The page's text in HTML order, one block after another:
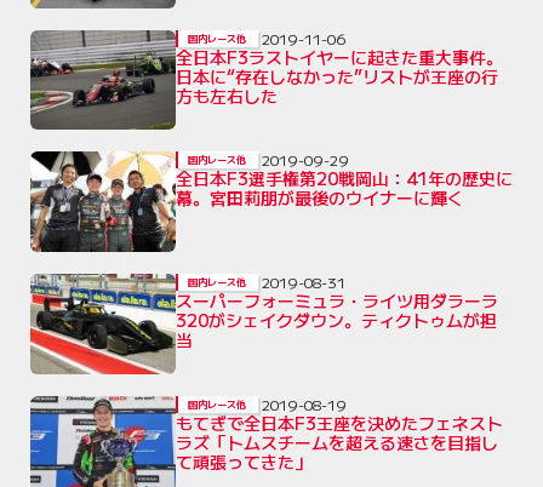
全日本F3ラストイヤーに起きた重大事件。
日本に“存在しなかった”リストが王座の行
方も左右した
国内レース他 2019-11-06
全日本F3選手権第20戦岡山：41年の歴史に
幕。宮田莉朋が最後のウイナーに輝く
国内レース他 2019-09-29
スーパーフォーミュラ・ライツ用ダラーラ
320がシェイクダウン。ティクトゥムが担
当
国内レース他 2019-08-31
もてぎで全日本F3王座を決めたフェネスト
ラズ「トムスチームを超える速さを目指し
て頑張ってきた」
国内レース他 2019-08-19